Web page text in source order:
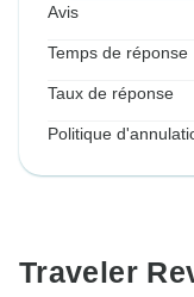
Avis
Temps de réponse
Taux de réponse
Politique
Traveler